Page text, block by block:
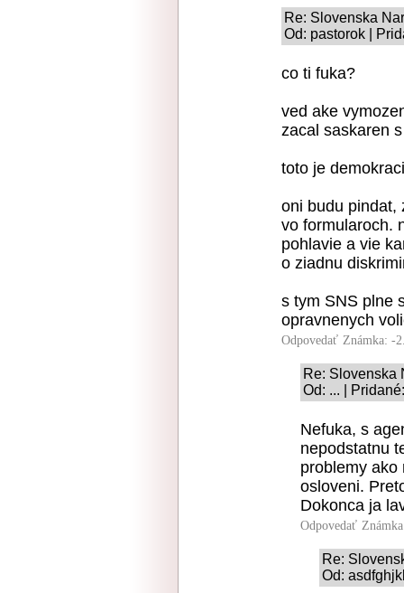
Re: Slovenska
Od: pastorok |
co ti fuka?
ved ake
zacal saskaren
toto je
oni budu pindat,
vo formularoch.
pohlavie a vie
o ziadnu
s tym SNS plne
opravnenych
Odpovedať Známka: -
Re: Slovenska
Od: ... |
Nefuka, s
nepodstatnu
problemy ako
osloveni.
Dokonca ja
Odpovedať
Re:
Od: